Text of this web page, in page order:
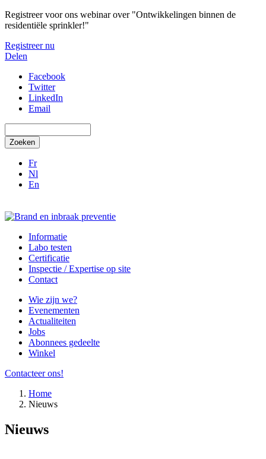
Overslaan en naar de inhoud gaan
Registreer voor ons webinar over "Ontwikkelingen binnen de
residentiële sprinkler!"
Registreer nu
Delen
Facebook
Twitter
LinkedIn
Email
Zoeken
Fr
Nl
En
Informatie
Labo testen
Certificatie
Inspectie / Expertise op site
Contact
Wie zijn we?
Evenementen
Actualiteiten
Jobs
Abonnees gedeelte
Winkel
Contacteer ons!
Home
Nieuws
Nieuws